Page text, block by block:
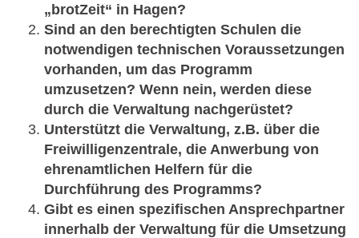
„brotZeit“ in Hagen?
Sind an den berechtigten Schulen die
notwendigen technischen Voraussetzungen
vorhanden, um das Programm
umzusetzen? Wenn nein, werden diese
durch die Verwaltung nachgerüstet?
Unterstützt die Verwaltung, z.B. über die
Freiwilligenzentrale, die Anwerbung von
ehrenamtlichen Helfern für die
Durchführung des Programms?
Gibt es einen spezifischen Ansprechpartner
innerhalb der Verwaltung für die Umsetzung